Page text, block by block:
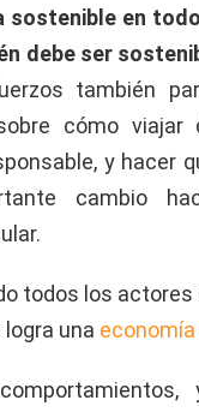
sostenible en
debe ser
también
cómo viajar
y hacer
cambio
todos los actores
logra una